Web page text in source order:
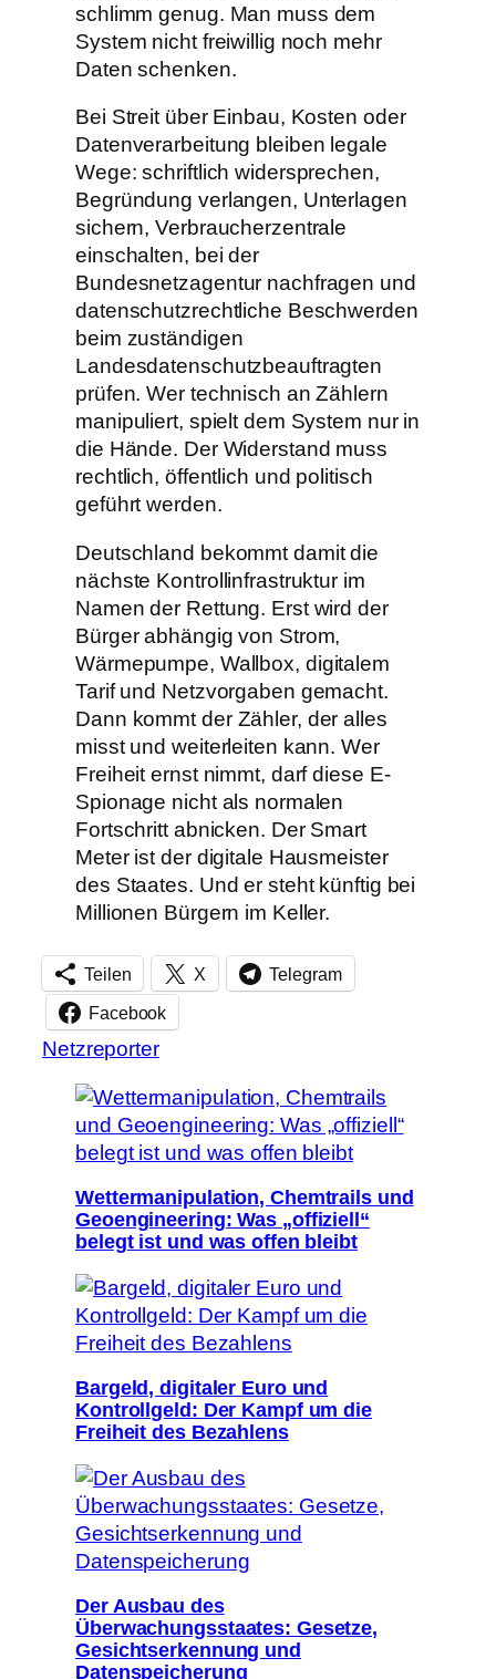
schlimm genug. Man muss dem
System nicht freiwillig noch mehr
Daten schenken.
Bei Streit über Einbau, Kosten oder
Datenverarbeitung bleiben legale
Wege: schriftlich widersprechen,
Begründung verlangen, Unterlagen
sichern, Verbraucherzentrale
einschalten, bei der
Bundesnetzagentur nachfragen und
datenschutzrechtliche Beschwerden
beim zuständigen
Landesdatenschutzbeauftragten
prüfen. Wer technisch an Zählern
manipuliert, spielt dem System nur in
die Hände. Der Widerstand muss
rechtlich, öffentlich und politisch
geführt werden.
Deutschland bekommt damit die
nächste Kontrollinfrastruktur im
Namen der Rettung. Erst wird der
Bürger abhängig von Strom,
Wärmepumpe, Wallbox, digitalem
Tarif und Netzvorgaben gemacht.
Dann kommt der Zähler, der alles
misst und weiterleiten kann. Wer
Freiheit ernst nimmt, darf diese E-
Spionage nicht als normalen
Fortschritt abnicken. Der Smart
Meter ist der digitale Hausmeister
des Staates. Und er steht künftig bei
Millionen Bürgern im Keller.
Teilen X Telegram
Facebook
Netzreporter
Wettermanipulation, Chemtrails und
Geoengineering: Was „offiziell“
belegt ist und was offen bleibt
Bargeld, digitaler Euro und
Kontrollgeld: Der Kampf um die
Freiheit des Bezahlens
Der Ausbau des
Überwachungsstaates: Gesetze,
Gesichtserkennung und
Datenspeicherung